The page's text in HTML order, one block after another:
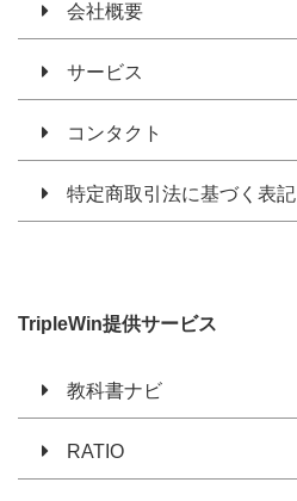
会社概要
サービス
コンタクト
特定商取引法に基づく表記
TripleWin提供サービス
教科書ナビ
RATIO